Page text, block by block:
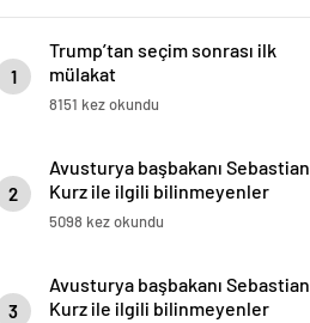
1
Trump’tan seçim sonrası ilk
mülakat
8151 kez okundu
2
Avusturya başbakanı Sebastian
Kurz ile ilgili bilinmeyenler
5098 kez okundu
3
Avusturya başbakanı Sebastian
Kurz ile ilgili bilinmeyenler